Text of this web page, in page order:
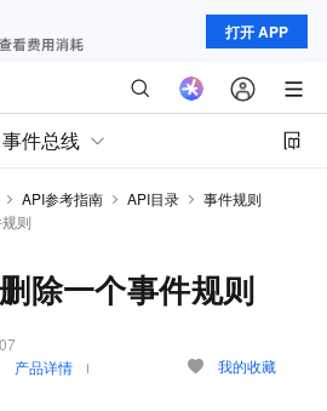
打开 APP
事件总线
API参考指南 API目录
事件规则
则
除一个事件规则
产品详情 我的收藏